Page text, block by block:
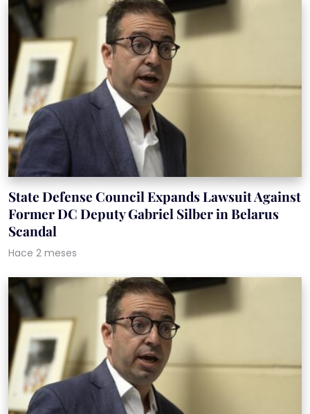
State Defense Council Expands Lawsuit Against
Former DC Deputy Gabriel Silber in Belarus
Scandal
Hace 2 meses